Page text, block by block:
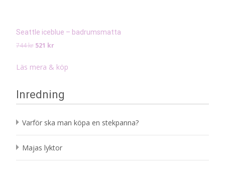
Seattle iceblue – badrumsmatta
744kr Det
priset
521 kr
priset
Läs mera & köp
Inredning
Varför ska man köpa en stekpanna?
Majas lyktor